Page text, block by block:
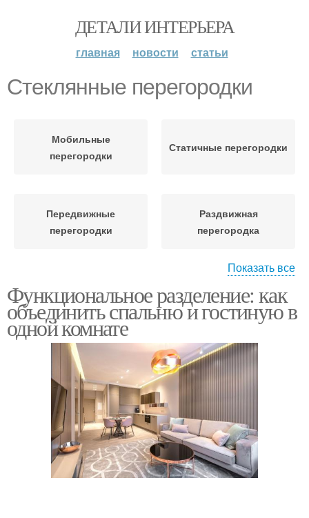
ДЕТАЛИ ИНТЕРЬЕРА
главная новости статьи
Стеклянные перегородки
Мобильные
перегородки
Статичные перегородки
Передвижные
перегородки
Раздвижная
перегородка
зонирования
гипсокартона
Текстильная
перегородка
Показать все
Функциональное разделение: как
объединить спальню и гостиную в
одной комнате